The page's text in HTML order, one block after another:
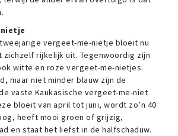
vergeet-me-nietje bloeit nu
zichzelf rijkelijk uit. Tegenwoordig zijn
witte en roze vergeet-me-nietjes.
maar niet minder blauw zijn de
vaste Kaukasische vergeet-me-niet
bloeit van april tot juni, wordt zo’n 40
heeft mooi groen of grijzig,
en staat het liefst in de halfschaduw.